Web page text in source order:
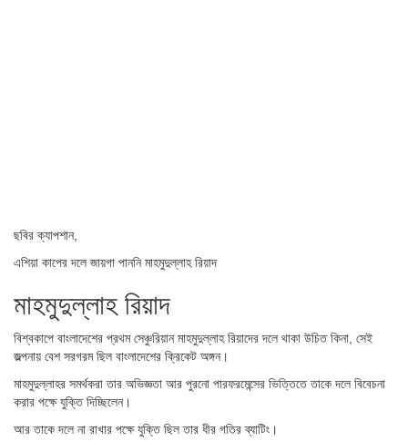
ছবির ক্যাপশান,
এশিয়া কাপের দলে জায়গা পাননি মাহমুদুল্লাহ রিয়াদ
মাহমুদুল্লাহ রিয়াদ
বিশ্বকাপে বাংলাদেশের প্রথম সেঞ্চুরিয়ান মাহমুদুল্লাহ রিয়াদের দলে থাকা উচিত কিনা, সেই
জল্পনায় বেশ সরগরম ছিল বাংলাদেশের ক্রিকেট অঙ্গন।
মাহমুদুল্লাহর সমর্থকরা তার অভিজ্ঞতা আর পুরনো পারফরমেন্সের ভিত্তিতে তাকে দলে বিবেচনা
করার পক্ষে যুক্তি দিচ্ছিলেন।
আর তাকে দলে না রাখার পক্ষে যুক্তি ছিল তার ধীর গতির ব্যাটিং।